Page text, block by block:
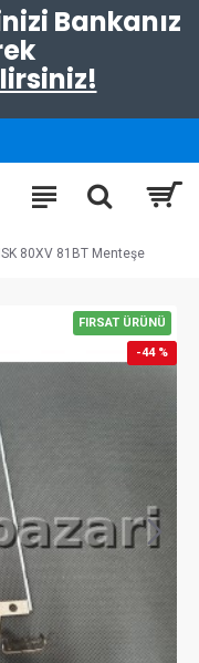
Bankanız
80XV 81BT Menteşe
FIRSAT ÜRÜNÜ
-44 %